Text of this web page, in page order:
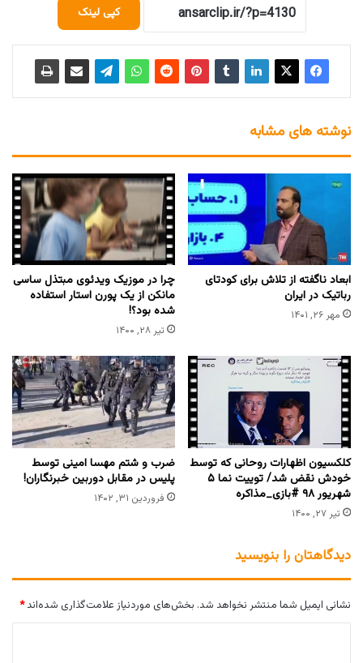
کپی لینک
نوشته های مشابه
ابعاد ناگفته از تلاش برای کودتای
رباتیک در ایران
مهر ۲۶, ۱۴۰۱
چرا در موزیک ویدئوی مبتذل ساسی
مانکن از یک پورن استار استفاده
شده بود؟!
تیر ۲۸, ۱۴۰۰
کلکسیون اظهارات روحانی که توسط
خودش نقض شد/ توییت نما ۵
شهریور ۹۸ #بازی_مذاکره
تیر ۲۷, ۱۴۰۰
ضرب و شتم مهسا امینی توسط
پلیس در مقابل دوربین خبرنگاران!
فروردین ۳۱, ۱۴۰۲
دیدگاهتان را بنویسید
نشانی ایمیل شما منتشر نخواهد شد. بخش‌های موردنیاز علامت‌گذاری شده‌اند*